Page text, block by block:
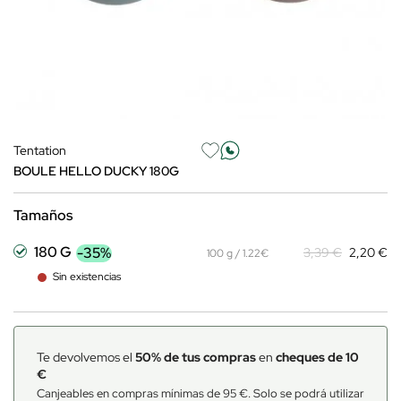
Tentation
BOULE HELLO DUCKY 180G
Tamaños
180 G -35%
Sin existencias
100 g / 1.22€ 3,39 € 2,20 €
Te devolvemos el 50% de tus comprasen cheques de 10
€
Canjeables en compras mínimas de 95 €. Solo se podrá utilizar